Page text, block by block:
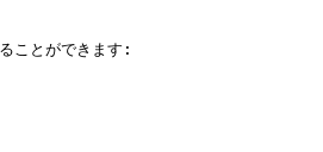
ことができます: